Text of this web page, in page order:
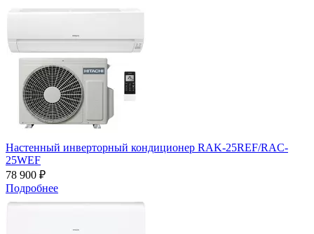
Настенный инверторный кондиционер RAK-25REF/RAC-
25WEF
78 900 ₽
Подробнее